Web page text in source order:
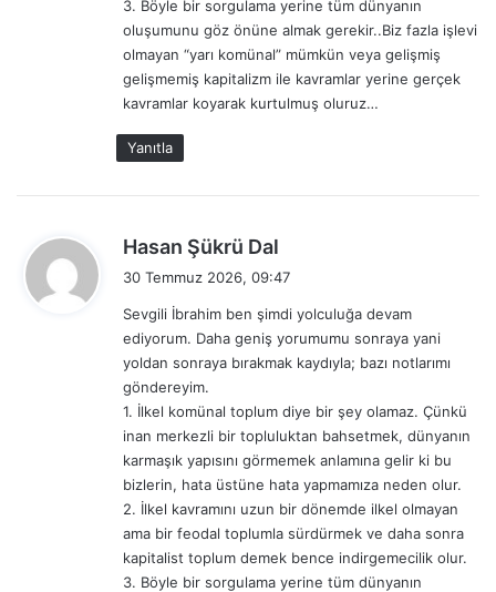
3. Böyle bir sorgulama yerine tüm dünyanın
oluşumunu göz önüne almak gerekir..Biz fazla işlevi
olmayan “yarı komünal” mümkün veya gelişmiş
gelişmemiş kapitalizm ile kavramlar yerine gerçek
kavramlar koyarak kurtulmuş oluruz…
Yanıtla
Hasan Şükrü Dal
i
k
i
30 Temmuz 2026, 09:47
Sevgili İbrahim ben şimdi yolculuğa devam
ediyorum. Daha geniş yorumumu sonraya yani
yoldan sonraya bırakmak kaydıyla; bazı notlarımı
göndereyim.
1. İlkel komünal toplum diye bir şey olamaz. Çünkü
inan merkezli bir topluluktan bahsetmek, dünyanın
karmaşık yapısını görmemek anlamına gelir ki bu
bizlerin, hata üstüne hata yapmamıza neden olur.
2. İlkel kavramını uzun bir dönemde ilkel olmayan
ama bir feodal toplumla sürdürmek ve daha sonra
kapitalist toplum demek bence indirgemecilik olur.
3. Böyle bir sorgulama yerine tüm dünyanın